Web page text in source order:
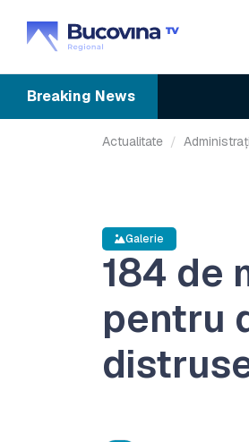
Breaking News
Actualitate
Galerie
184 de
pentru